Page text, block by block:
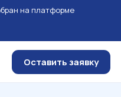
на платформе
Оставить заявку